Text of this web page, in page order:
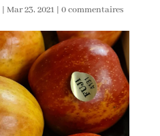
| Mar 23, 2021| 0 commentaires